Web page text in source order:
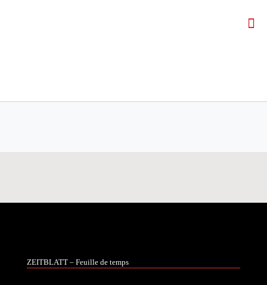
ZEITBLATT – Feuille de temps